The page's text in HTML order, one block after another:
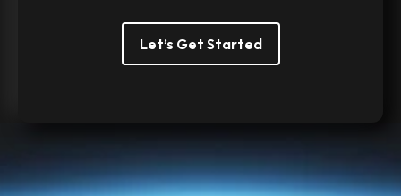
Let’s Get Started